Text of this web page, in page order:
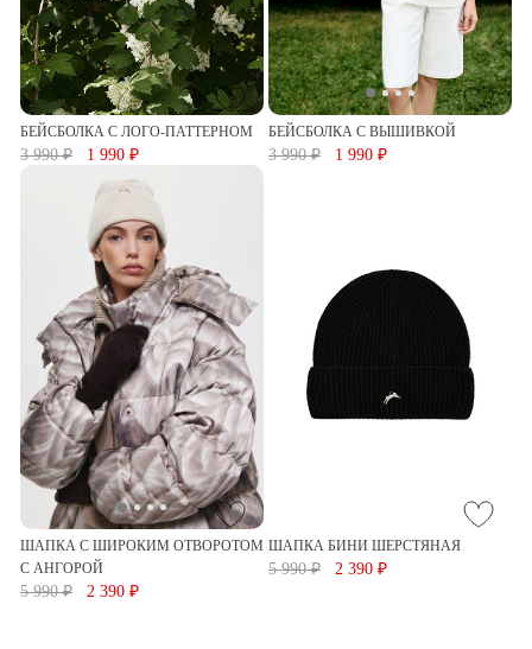
БЕЙСБОЛКА С ЛОГО-ПАТТЕРНОМ
3 990 ₽ 1 990 ₽
БЕЙСБОЛКА С ВЫШИВКОЙ
3 990 ₽ 1 990 ₽
ШАПКА С ШИРОКИМ ОТВОРОТОМ
С АНГОРОЙ
5 990 ₽ 2 390 ₽
ШАПКА БИНИ ШЕРСТЯНАЯ
5 990 ₽ 2 390 ₽